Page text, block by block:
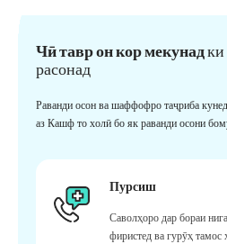
Чӣ тавр он кор мекунад
расонад
Раванди осон ва шаффофро таҷриба
аз Кашф то холӣ бо як раванди осони
Пурсиш
Саволҳоро дар бораи
фиристед ва гурӯҳ тамос